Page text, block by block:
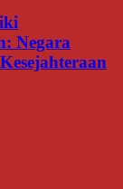
Negara